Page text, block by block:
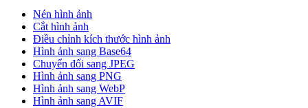
Nén hình ảnh
Cắt hình ảnh
Điều chỉnh kích thước hình ảnh
Hình ảnh sang Base64
Chuyển đổi sang JPEG
Hình ảnh sang PNG
Hình ảnh sang WebP
Hình ảnh sang AVIF